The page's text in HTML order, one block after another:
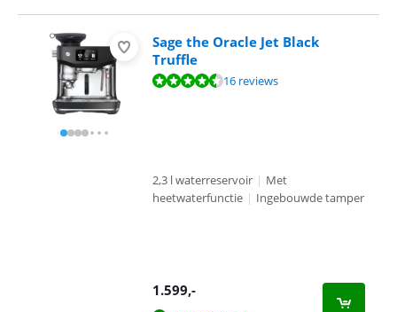
Sage the Oracle Jet Black
Truffle
Beoordeling is 9,3 van de 10, gebaseerd op 16 reviews.
16 reviews
2,3 l waterreservoir | Met
heetwaterfunctie | Ingebouwde tamper
1.599,-